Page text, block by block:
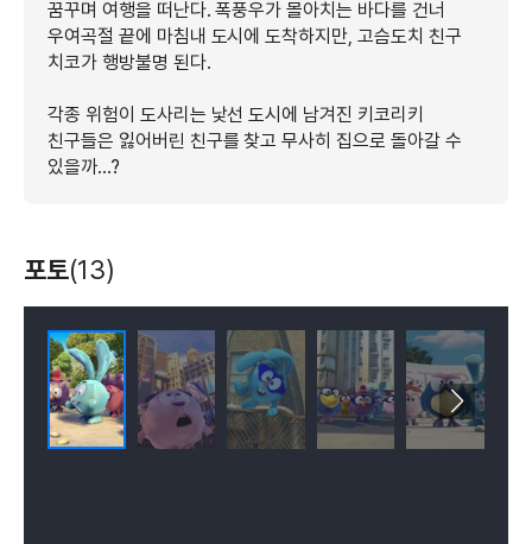
꿈꾸며 여행을 떠난다. 폭풍우가 몰아치는 바다를 건너
우여곡절 끝에 마침내 도시에 도착하지만, 고슴도치 친구
치코가 행방불명 된다.
각종 위험이 도사리는 낯선 도시에 남겨진 키코리키
친구들은 잃어버린 친구를 찾고 무사히 집으로 돌아갈 수
있을까…?
포토(13)